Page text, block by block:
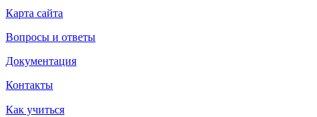
Карта сайта
Вопросы и ответы
Документация
Контакты
Как учиться